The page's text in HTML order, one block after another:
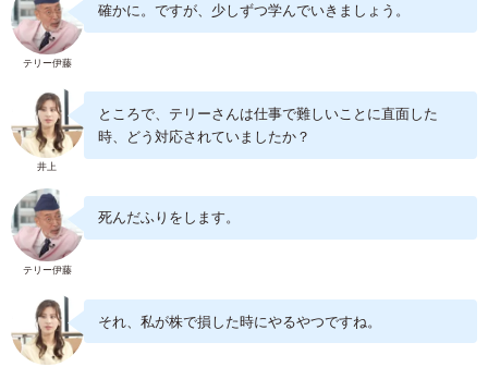
テリー伊藤
確かに。ですが、少しずつ学んでいきましょう。
井上
ところで、テリーさんは仕事で難しいことに直面した
時、どう対応されていましたか？
テリー伊藤
死んだふりをします。
それ、私が株で損した時にやるやつですね。